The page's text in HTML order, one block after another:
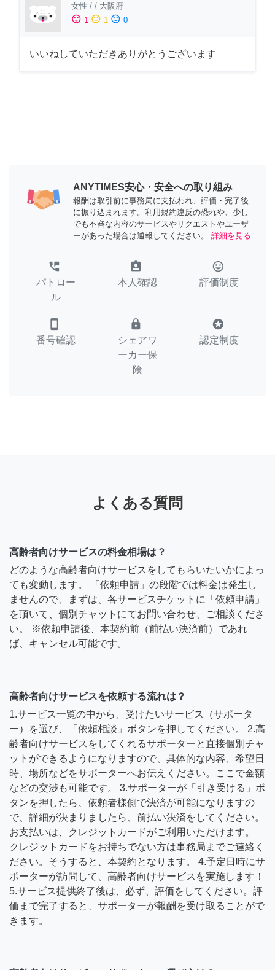
女性 / / 大阪府
sentiment_satisfied 1 sentiment_neutral 1 sentiment_dissatisfied 0
いいねしていただきありがとうございます
ANYTIMES安心・安全への取り組み
報酬は取引前に事務局に支払われ、評価・完了後
に振り込まれます。利用規約違反の恐れや、少し
でも不審な内容のサービスやリクエストやユーザ
ーがあった場合は通報してください。
詳細を見る
perm_phone_msg
パトロー
ル
assignment_ind
本人確認
tag_faces
評価制度
smartphone
番号確認
lock
シェアワ
ーカー保
険
stars
認定制度
よくある質問
高齢者向けサービスの料金相場は？
どのような高齢者向けサービスをしてもらいたいかによっ
ても変動します。 「依頼申請」の段階では料金は発生し
ませんので、まずは、各サービスチケットに「依頼申請」
を頂いて、個別チャットにてお問い合わせ、ご相談くださ
い。 ※依頼申請後、本契約前（前払い決済前）であれ
ば、キャンセル可能です。
高齢者向けサービスを依頼する流れは？
1.サービス一覧の中から、受けたいサービス（サポータ
ー）を選び、「依頼相談」ボタンを押してください。 2.高
齢者向けサービスをしてくれるサポーターと直接個別チャ
ットができるようになりますので、具体的な内容、希望日
時、場所などをサポーターへお伝えください。ここで金額
などの交渉も可能です。 3.サポーターが「引き受ける」ボ
タンを押したら、依頼者様側で決済が可能になりますの
で、詳細が決まりましたら、前払い決済をしてください。
お支払いは、クレジットカードがご利用いただけます。
クレジットカードをお持ちでない方は事務局までご連絡く
ださい。そうすると、本契約となります。 4.予定日時にサ
ポーターが訪問して、高齢者向けサービスを実施します！
5.サービス提供終了後は、必ず、評価をしてください。評
価まで完了すると、サポーターが報酬を受け取ることがで
きます。